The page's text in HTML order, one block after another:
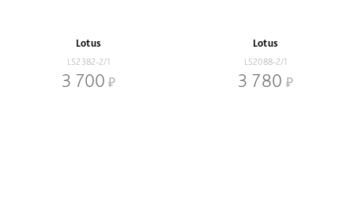
Коричневый
Красный
Наличие
Lotus
LS2382-2/1
3 700
Lotus
LS2088-2/1
3 780